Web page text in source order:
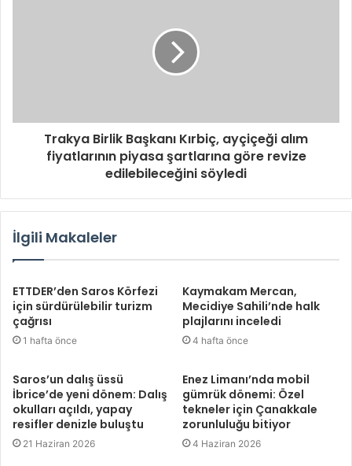
Trakya Birlik Başkanı Kırbiç, ayçiçeği alım
fiyatlarının piyasa şartlarına göre revize
edilebileceğini söyledi
İlgili Makaleler
ETTDER’den Saros Körfezi
için sürdürülebilir turizm
çağrısı
1 hafta önce
Kaymakam Mercan,
Mecidiye Sahili’nde halk
plajlarını inceledi
4 hafta önce
Saros’un dalış üssü
İbrice’de yeni dönem: Dalış
okulları açıldı, yapay
resifler denizle buluştu
21 Haziran 2026
Enez Limanı’nda mobil
gümrük dönemi: Özel
tekneler için Çanakkale
zorunluluğu bitiyor
4 Haziran 2026